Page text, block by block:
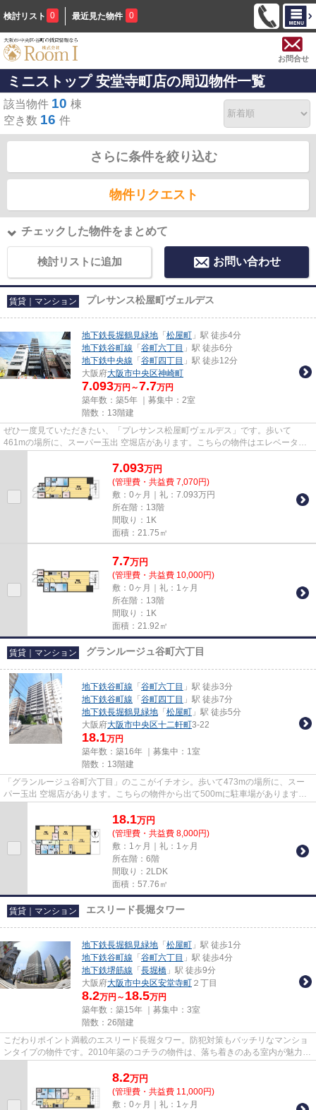
検討リスト 0 最近見た物件 0
お問合せ
ミニストップ 安堂寺町店の周辺物件一覧
該当物件 10 棟
空き数 16 件
さらに条件を絞り込む
物件リクエスト
チェックした物件をまとめて
検討リストに追加 お問い合わせ
賃貸｜マンション プレサンス松屋町ヴェルデス
地下鉄長堀鶴見緑地 「 松屋町 」駅 徒歩4分
地下鉄谷町線 「 谷町六丁目 」駅 徒歩6分
地下鉄中央線 「 谷町四丁目 」駅 徒歩12分
大阪府大阪市中央区神崎町
7.093万円～7.7万円
築年数：築5年 ｜募集中： 2室
階数：13階建
ぜひ一度見ていただきたい、「プレサンス松屋町ヴェルデス」です。歩いて
461mの場所に、スーパー玉出 空堀店があります。こちらの物件はエレベーター
7.093万円
(管理費・共益費 7,070円)
敷：0ヶ月｜礼：7.093万円
所在階：13階
間取り：1K
面積：21.75㎡
7.7万円
(管理費・共益費 10,000円)
敷：0ヶ月｜礼：1ヶ月
所在階：13階
間取り：1K
面積：21.92㎡
賃貸｜マンション グランルージュ谷町六丁目
地下鉄谷町線 「 谷町六丁目 」駅 徒歩3分
地下鉄谷町線 「 谷町四丁目 」駅 徒歩7分
地下鉄長堀鶴見緑地 「 松屋町 」駅 徒歩5分
大阪府大阪市中央区十二軒町3-22
18.1万円
築年数：築16年 ｜募集中： 1室
階数：13階建
「グランルージュ谷町六丁目」のここがイチオシ。歩いて473mの場所に、スー
パー玉出 空堀店があります。こちらの物件から出て500mに駐車場があります。
18.1万円
(管理費・共益費 8,000円)
敷：1ヶ月｜礼：1ヶ月
所在階：6階
間取り：2LDK
面積：57.76㎡
賃貸｜マンション エスリード長堀タワー
地下鉄長堀鶴見緑地 「 松屋町 」駅 徒歩1分
地下鉄谷町線 「 谷町六丁目 」駅 徒歩4分
地下鉄堺筋線 「 長堀橋 」駅 徒歩9分
大阪府大阪市中央区安堂寺町 ２丁目
8.2万円～ 18.5万円
築年数：築15年 ｜募集中： 3室
階数：26階建
こだわりポイント満載のエスリード長堀タワー。防犯対策もバッチリなマンショ
ンタイプの物件です。2010年築のコチラの物件は、落ち着きのある室内が魅力的
8.2万円
(管理費・共益費 11,000円)
敷：0ヶ月｜礼：1ヶ月